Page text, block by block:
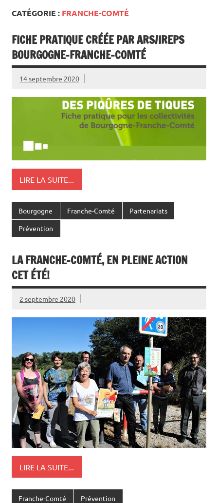
CATÉGORIE : FRANCHE-COMTÉ
FICHE PRATIQUE CRÉÉE PAR ARS/IREPS
BOURGOGNE-FRANCHE-COMTÉ
14 septembre 2020
LIRE LA SUITE...
Bourgogne Franche-Comté Partenariats
Prévention
LA FRANCHE-COMTÉ, EN PLEINE ACTION
CET ÉTÉ!
2 septembre 2020
LIRE LA SUITE...
Franche-Comté Prévention